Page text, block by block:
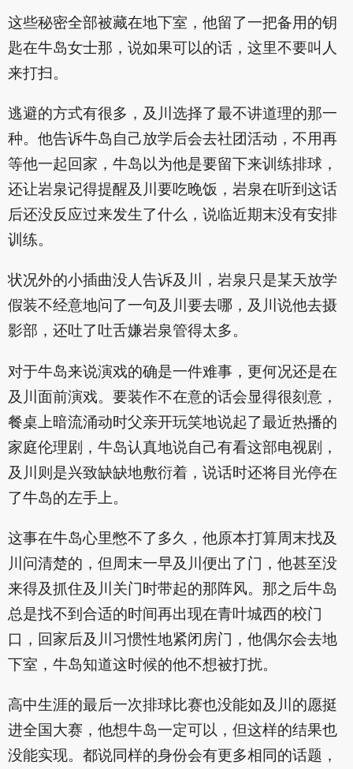
这些秘密全部被藏在地下室，他留了一把备用的钥
匙在牛岛女士那，说如果可以的话，这里不要叫人
来打扫。
逃避的方式有很多，及川选择了最不讲道理的那一
种。他告诉牛岛自己放学后会去社团活动，不用再
等他一起回家，牛岛以为他是要留下来训练排球，
还让岩泉记得提醒及川要吃晚饭，岩泉在听到这话
后还没反应过来发生了什么，说临近期末没有安排
训练。
状况外的小插曲没人告诉及川，岩泉只是某天放学
假装不经意地问了一句及川要去哪，及川说他去摄
影部，还吐了吐舌嫌岩泉管得太多。
对于牛岛来说演戏的确是一件难事，更何况还是在
及川面前演戏。要装作不在意的话会显得很刻意，
餐桌上暗流涌动时父亲开玩笑地说起了最近热播的
家庭伦理剧，牛岛认真地说自己有看这部电视剧，
及川则是兴致缺缺地敷衍着，说话时还将目光停在
了牛岛的左手上。
这事在牛岛心里憋不了多久，他原本打算周末找及
川问清楚的，但周末一早及川便出了门，他甚至没
来得及抓住及川关门时带起的那阵风。那之后牛岛
总是找不到合适的时间再出现在青叶城西的校门
口，回家后及川习惯性地紧闭房门，他偶尔会去地
下室，牛岛知道这时候的他不想被打扰。
高中生涯的最后一次排球比赛也没能如及川的愿挺
进全国大赛，他想牛岛一定可以，但这样的结果也
没能实现。都说同样的身份会有更多相同的话题，